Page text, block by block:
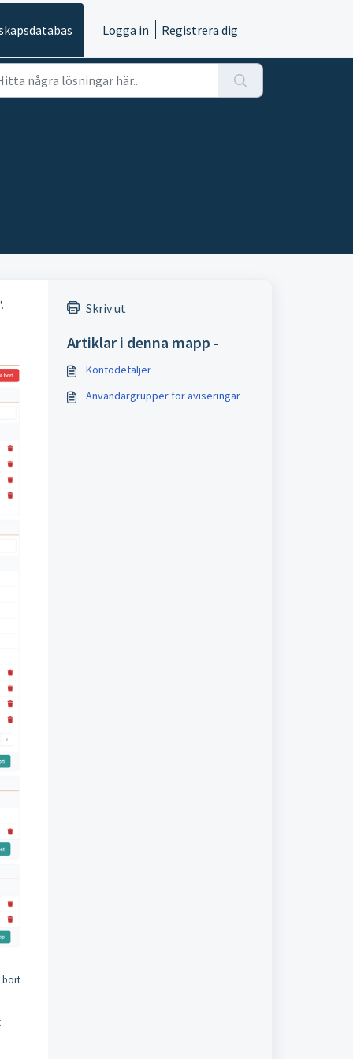
Logga in Registrera dig
bort
Skriv ut
Artiklar i denna mapp -
Kontodetaljer
Användargrupper för aviseringar